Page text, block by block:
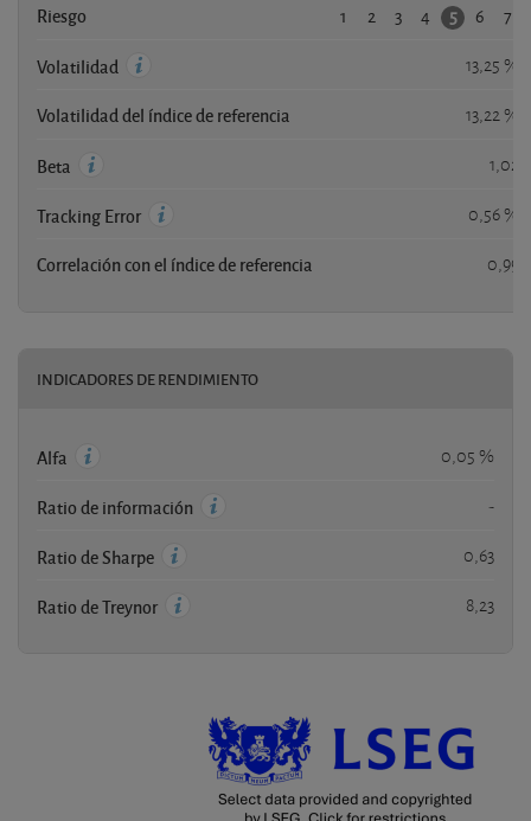
Riesgo 1 2 3 4 5 6 7
Volatilidad 13,25 %
Volatilidad del índice de referencia 13,22 %
Beta 1,02
Tracking Error 0,56 %
Correlación con el índice de referencia 0,99
INDICADORES DE RENDIMIENTO
Alfa 0,05 %
Ratio de información -
Ratio de Sharpe 0,63
Ratio de Treynor 8,23